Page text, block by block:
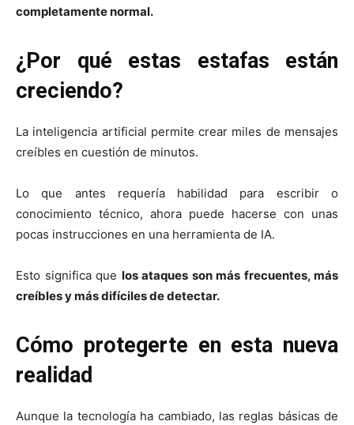
completamente normal.
¿Por qué estas estafas están
creciendo?
La inteligencia artificial permite crear miles de mensajes
creíbles en cuestión de minutos.
Lo que antes requería habilidad para escribir o
conocimiento técnico, ahora puede hacerse con unas
pocas instrucciones en una herramienta de IA.
Esto significa que los ataques son más frecuentes, más
creíbles y más difíciles de detectar.
Cómo protegerte en esta nueva
realidad
Aunque la tecnología ha cambiado, las reglas básicas de